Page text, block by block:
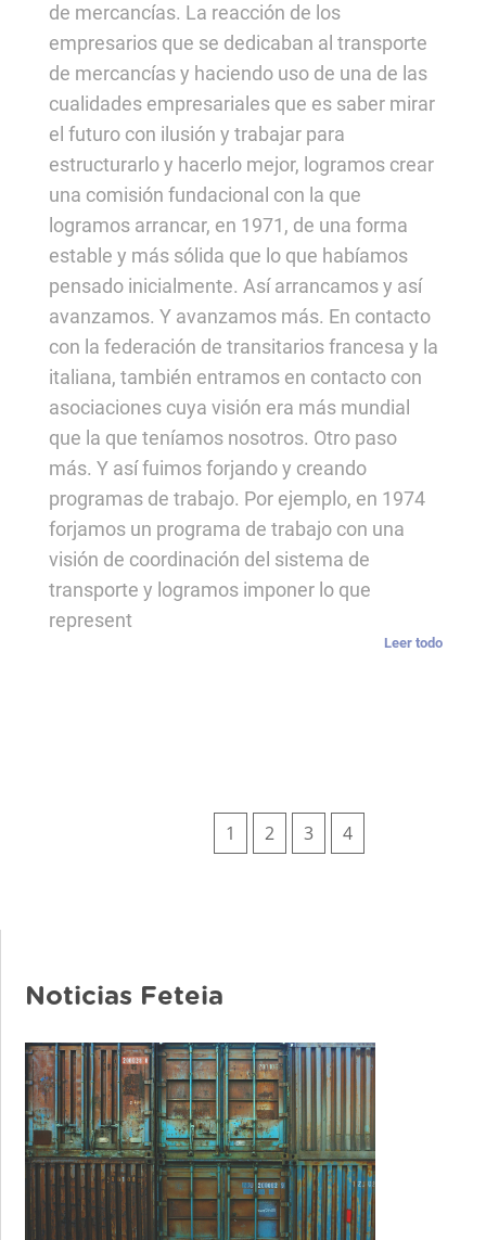
de mercancías. La reacción de los
empresarios que se dedicaban al transporte
de mercancías y haciendo uso de una de las
cualidades empresariales que es saber mirar
el futuro con ilusión y trabajar para
estructurarlo y hacerlo mejor, logramos crear
una comisión fundacional con la que
logramos arrancar, en 1971, de una forma
estable y más sólida que lo que habíamos
pensado inicialmente. Así arrancamos y así
avanzamos. Y avanzamos más. En contacto
con la federación de transitarios francesa y la
italiana, también entramos en contacto con
asociaciones cuya visión era más mundial
que la que teníamos nosotros. Otro paso
más. Y así fuimos forjando y creando
programas de trabajo. Por ejemplo, en 1974
forjamos un programa de trabajo con una
visión de coordinación del sistema de
transporte y logramos imponer lo que
represent
Leer todo
1 2 3 4
Noticias Feteia